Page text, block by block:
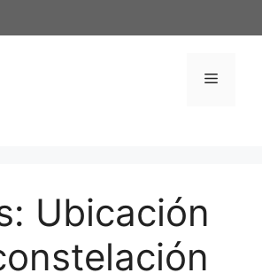
Menú
Ubicación